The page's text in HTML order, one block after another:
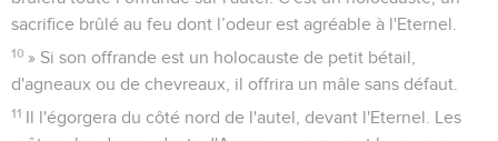
sacrifice brûlé au feu dont l’odeur est agréable à l'Eternel.
10 » Si son offrande est un holocauste de petit bétail,
d'agneaux ou de chevreaux, il offrira un mâle sans défaut.
11 Il l'égorgera du côté nord de l'autel, devant l'Eternel. Les